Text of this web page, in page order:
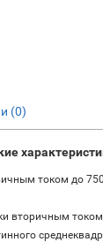
(0)
током до
вторичным